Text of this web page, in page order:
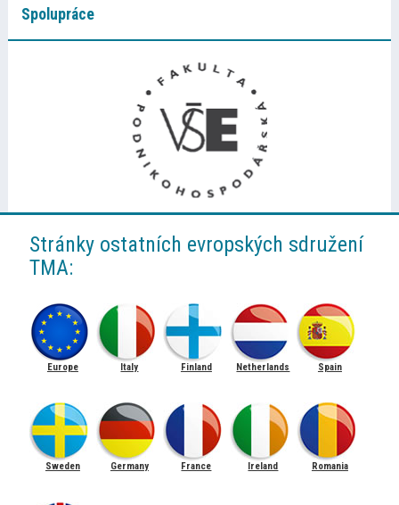
Spolupráce
Stránky ostatních evropských sdružení
TMA:
Europe Italy Finland Netherlands Spain
Sweden Germany France Ireland Romania